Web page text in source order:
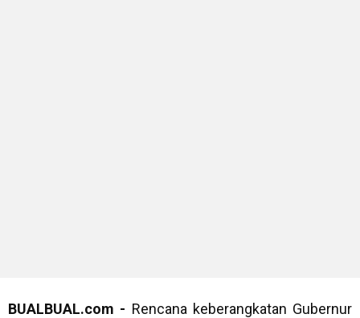
BUALBUAL.com - Rencana keberangkatan Gubernur